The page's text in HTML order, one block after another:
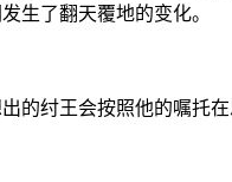
生了翻天覆地的变化。
的纣王会按照他的嘱托